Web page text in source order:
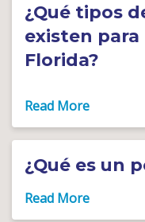
¿Qué tipos
existen
Florida?
¿Qué es un